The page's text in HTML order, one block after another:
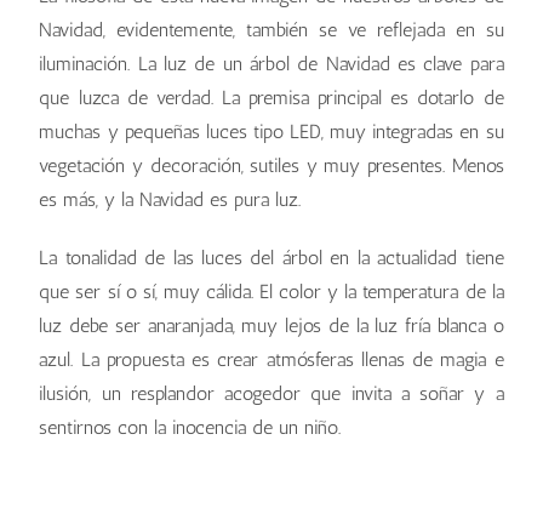
Navidad, evidentemente, también se ve reflejada en su
iluminación. La luz de un árbol de Navidad es clave para
que luzca de verdad. La premisa principal es dotarlo de
muchas y pequeñas luces tipo LED, muy integradas en su
vegetación y decoración, sutiles y muy presentes. Menos
es más, y la Navidad es pura luz.
La tonalidad de las luces del árbol en la actualidad tiene
que ser sí o sí, muy cálida. El color y la temperatura de la
luz debe ser anaranjada, muy lejos de la luz fría blanca o
azul. La propuesta es crear atmósferas llenas de magia e
ilusión, un resplandor acogedor que invita a soñar y a
sentirnos con la inocencia de un niño.